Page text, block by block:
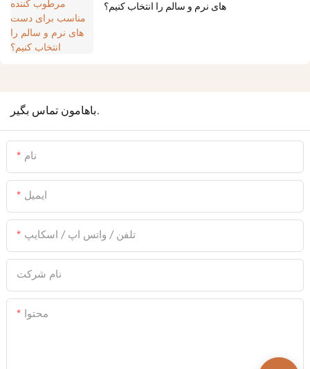
های نرم و سالم را انتخاب کنیم؟
باهامون تماس بگير.
نام
ایمیل
تلفن / واتس اپ / اسکایپ
نام شرکت
محتوا